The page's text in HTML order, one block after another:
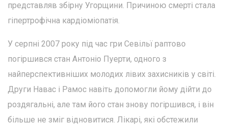
представляв збірну Угорщини. Причиною смерті стала
гіпертрофічна кардіоміопатія.
У серпні 2007 року під час гри Севільї раптово
погіршився стан Антоніо Пуерти, одного з
найперспективніших молодих лівих захисників у світі.
Други Навас і Рамос навіть допомогли йому дійти до
роздягальні, але там його стан знову погіршився, і він
більше не зміг відновитися. Лікарі, які обстежили